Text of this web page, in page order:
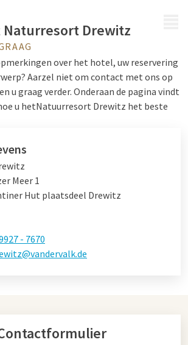
Naturresort Drewitz
over het hotel, uw reservering
Aarzel niet om contact met ons op
u graag verder. Onderaan de pagina vindt
u hetNatuurresort Drewitz het beste
Meer 1
Hut plaatsdeel Drewitz
- 7670